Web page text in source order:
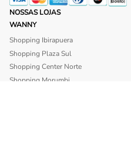
NOSSAS LOJAS
WANNY
Shopping Ibirapuera
Shopping Plaza Sul
Shopping Center Norte
Shopping Morumbi